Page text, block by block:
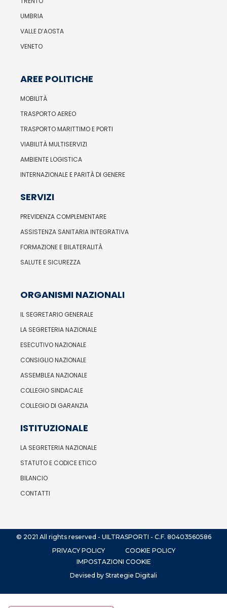
UMBRIA
VALLE D’AOSTA
VENETO
AREE POLITICHE
MOBILITÀ
TRASPORTO AEREO
TRASPORTO MARITTIMO E PORTI
VIABILITÀ MULTISERVIZI
AMBIENTE LOGISTICA
INTERNAZIONALE E PARITÀ DI GENERE
SERVIZI
PREVIDENZA COMPLEMENTARE
ASSISTENZA SANITARIA INTEGRATIVA
FORMAZIONE E BILATERALITÀ
SALUTE E SICUREZZA
ORGANISMI NAZIONALI
IL SEGRETARIO GENERALE
LA SEGRETERIA NAZIONALE
ESECUTIVO NAZIONALE
CONSIGLIO NAZIONALE
ASSEMBLEA NAZIONALE
COLLEGIO SINDACALE
COLLEGIO DI GARANZIA
ISTITUZIONALE
LA SEGRETERIA NAZIONALE
STATUTO E CODICE ETICO
BILANCIO
CONTATTI
© 2021 All rights reserved - UILTRASPORTI - C.F. 80403560586
PRIVACY POLICY
COOKIE POLICY
IMPOSTAZIONI COOKIE
Devised by Strategie Digitali